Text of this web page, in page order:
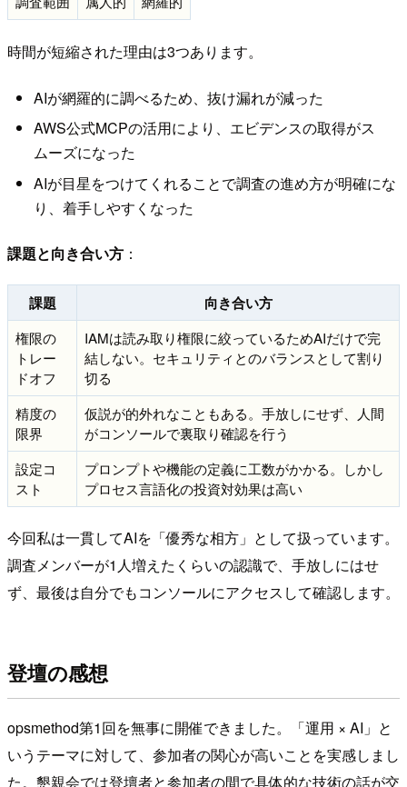
時間が短縮された理由は3つあります。
AIが網羅的に調べるため、抜け漏れが減った
AWS公式MCPの活用により、エビデンスの取得がス
ムーズになった
AIが目星をつけてくれることで調査の進め方が明確にな
り、着手しやすくなった
課題と向き合い方 ：
課題 向き合い方
権限の
トレー
ドオフ
IAMは読み取り権限に絞っているためAIだけで完
結しない。セキュリティとのバランスとして割り
切る
精度の
限界
仮説が的外れなこともある。手放しにせず、人間
がコンソールで裏取り確認を行う
設定コ
スト
プロンプトや機能の定義に工数がかかる。しかし
プロセス言語化の投資対効果は高い
今回私は一貫してAIを「優秀な相方」として扱っています。
調査メンバーが1人増えたくらいの認識で、手放しにはせ
ず、最後は自分でもコンソールにアクセスして確認します。
登壇の感想
opsmethod第1回を無事に開催できました。「運用 × AI」と
いうテーマに対して、参加者の関心が高いことを実感しまし
た。懇親会では登壇者と参加者の間で具体的な技術の話が交